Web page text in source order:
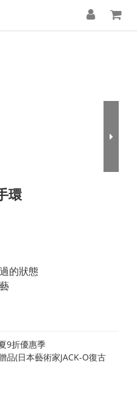
環
的狀態
9折優惠季
品(日本藝術家JACK-O復古